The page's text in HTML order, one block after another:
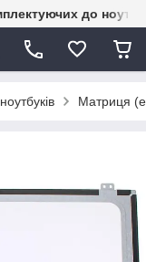
до
Матриця